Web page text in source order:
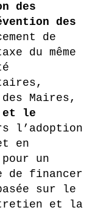
des
des
de
du même
Maires,
et le
l’adoption
en
un
de financer
sur le
et la